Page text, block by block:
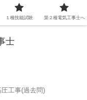
士
圧工事(過去問)
１種技能試験 第２種電気工事士へ